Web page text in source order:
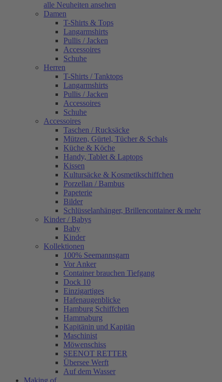
alle Neuheiten ansehen
Damen
T-Shirts & Tops
Langarmshirts
Pullis / Jacken
Accessoires
Schuhe
Herren
T-Shirts / Tanktops
Langarmshirts
Pullis / Jacken
Accessoires
Schuhe
Accessoires
Taschen / Rucksäcke
Mützen, Gürtel, Tücher & Schals
Küche & Köche
Handy, Tablet & Laptops
Kissen
Kultursäcke & Kosmetikschiffchen
Porzellan / Bambus
Papeterie
Bilder
Schlüsselanhänger, Brillencontainer & mehr
Kinder / Babys
Baby
Kinder
Kollektionen
100% Seemannsgarn
Vor Anker
Container brauchen Tiefgang
Dock 10
Einzigartiges
Hafenaugen­blicke
Hamburg Schiffchen
Hammaburg
Kapitänin und Kapitän
Maschinist
Möwenschiss
SEENOT RETTER
Übersee Werft
Auf dem Wasser
Making of